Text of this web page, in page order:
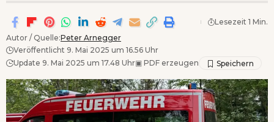
Autor / Quelle:Peter Arnegger
Veröffentlicht 9. Mai 2025 um 16.56 Uhr
Update 9. Mai 2025 um 17.48 Uhr▣ PDF erzeugen
Lesezeit 1 Min.